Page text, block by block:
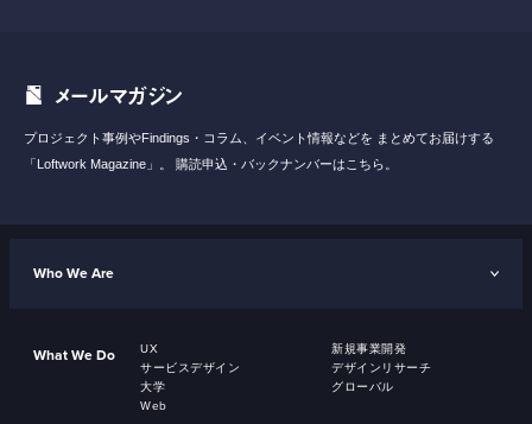
メールマガジン
プロジェクト事例やFindings・コラム、イベント情報などを まとめてお届けする
「Loftwork Magazine」。
購読申込・バックナンバーはこちら。
Who We Are
What We Do UX
新規事業開発
サービスデザイン
デザインリサーチ
大学
グローバル
Web